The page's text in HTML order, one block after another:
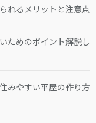
れるメリットと注意点
ためのポイント解説し
みやすい平屋の作り方